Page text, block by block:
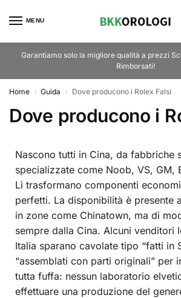
MENU
Garantiamo solo la migliore qualità a prezzi
Rimborsati!
Home / Guida / Dove producono i Rolex Falsi
Dove producono i
Nascono tutti in Cina, da fabbriche
specializzate come Noob, VS, GM,
Lì trasformano componenti
perfetti. La disponibilità è presente
in zone come Chinatown, ma di
sempre dalla Cina. Alcuni venditori
Italia sparano cavolate tipo “fatti in
“assemblati con parti originali” per
tutta fuffa: nessun laboratorio
effettuare una produzione del